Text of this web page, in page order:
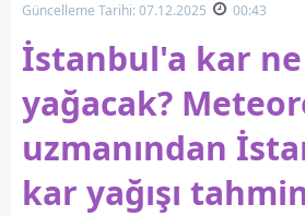
Güncelleme Tarihi: 07.12.2025
00:43
İstanbul'a kar
yağacak?
uzmanından
kar yağışı